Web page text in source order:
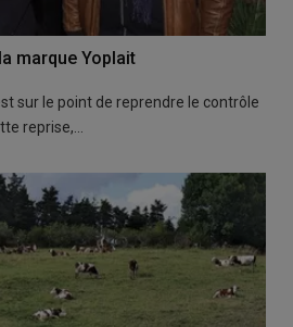
marque Yoplait
sur le point de reprendre le contrôle
reprise,…